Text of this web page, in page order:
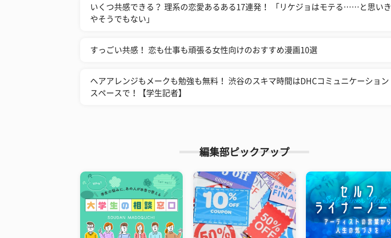
いくつ共感できる？ 理系の恋愛あるある17連発！ 「リケジョはモテる……と思いき
やそうでもない」
すっごい共感！ 恋も仕事も頑張る女性向けのおすすめ漫画10選
ヘアアレンジもメークも勉強も無料！ 渋谷のスキマ時間はDHCコミュニケーション
スペースで！【学生記者】
編集部ピックアップ